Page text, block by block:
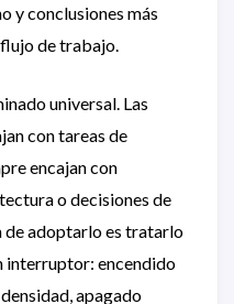
y conclusiones más
de trabajo.
universal. Las
con tareas de
encajan con
o decisiones de
de adoptarlo es tratarlo
interruptor: encendido
apagado